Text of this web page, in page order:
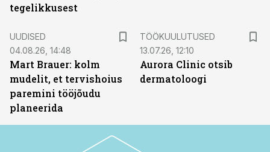
tegelikkusest
UUDISED
04.08.26, 14:48
Mart Brauer: kolm
mudelit, et tervishoius
paremini tööjõudu
planeerida
TÖÖKUULUTUSED
13.07.26, 12:10
Aurora Clinic otsib
dermatoloogi